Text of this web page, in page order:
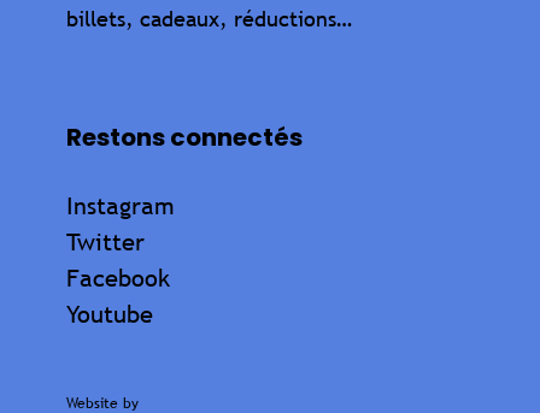
billets, cadeaux, réductions…
Restons connectés
Instagram
Twitter
Facebook
Youtube
Website by